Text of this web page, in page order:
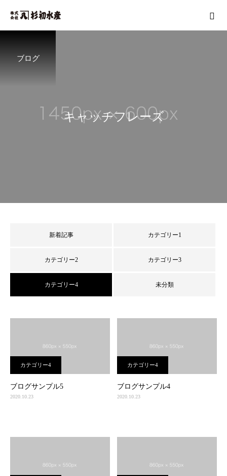
ブログ
キャッチフレーズ
新着記事 カテゴリー1
カテゴリー2 カテゴリー3
カテゴリー4 未分類
カテゴリー4
ブログサンプル5
2020.10.23
カテゴリー4
ブログサンプル4
2020.10.23